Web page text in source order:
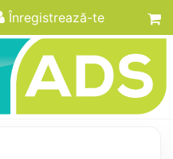
Înregistrează-te